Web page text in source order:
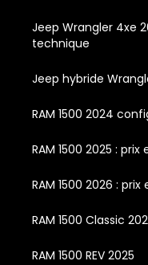
Jeep Wrangler 4xe
technique
Jeep hybride
RAM 1500 2024
RAM 1500 2025 :
RAM 1500 2026 :
RAM 1500 Classic
RAM 1500 REV 2025